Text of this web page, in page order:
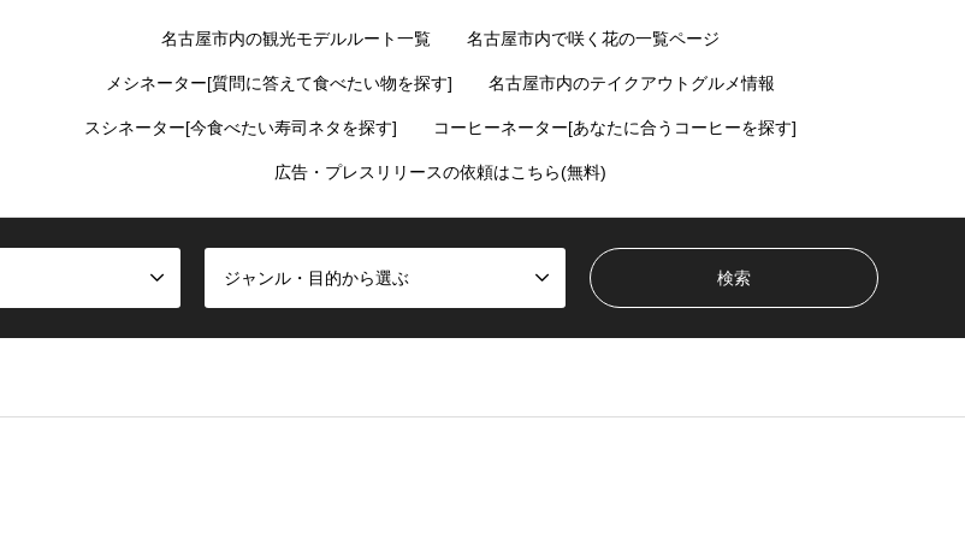
名古屋市内の観光モデルルート一覧 名古屋市内で咲く花の一覧ページ
メシネーター[質問に答えて食べたい物を探す] 名古屋市内のテイクアウトグルメ情報
スシネーター[今食べたい寿司ネタを探す] コーヒーネーター[あなたに合うコーヒーを探す]
広告・プレスリリースの依頼はこちら(無料)
ジャンル・目的から選ぶ